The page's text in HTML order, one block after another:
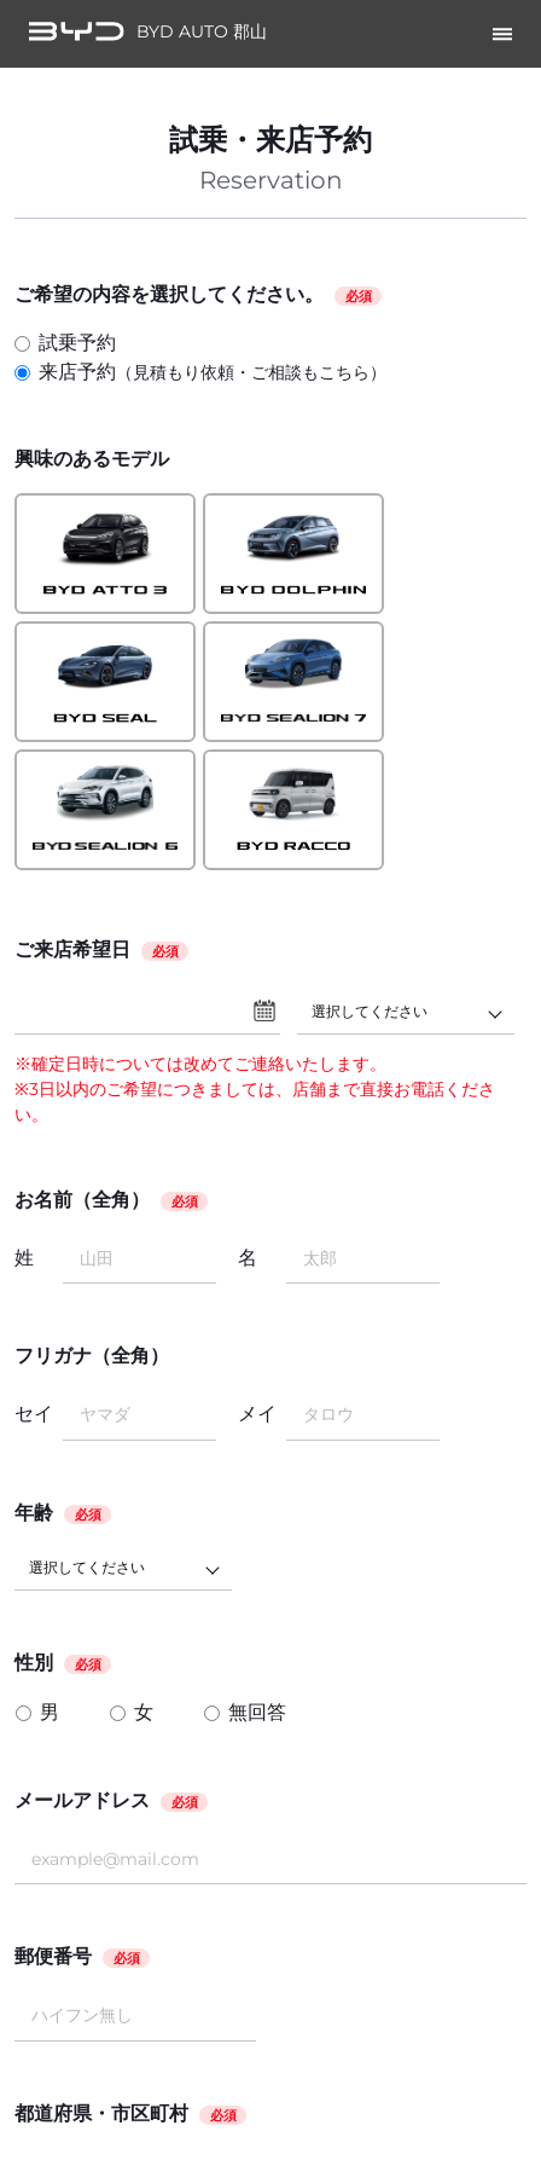
BYD AUTO 郡山
試乗・来店予約
Reservation
ご希望の内容を選択してください。 必須
試乗予約
来店予約 （見積もり依頼・ご相談もこちら）
興味のあるモデル
ご来店希望日 必須
選択してください
※確定日時については改めてご連絡いたします。
※3日以内のご希望につきましては、店舗まで直接お電話くださ
い。
お名前（全角） 必須
姓 名
フリガナ（全角）
セイ メイ
年齢 必須
選択してください
性別 必須
男 女 無回答
メールアドレス 必須
郵便番号 必須
都道府県・市区町村 必須